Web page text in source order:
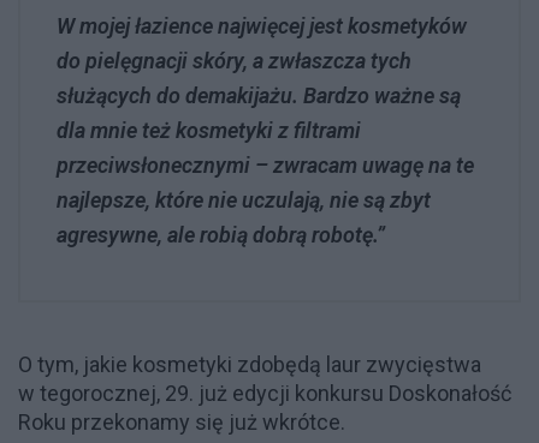
W mojej łazience najwięcej jest kosmetyków
do pielęgnacji skóry, a zwłaszcza tych
służących do demakijażu. Bardzo ważne są
dla mnie też kosmetyki z filtrami
przeciwsłonecznymi – zwracam uwagę na te
najlepsze, które nie uczulają, nie są zbyt
agresywne, ale robią dobrą robotę.”
O tym, jakie kosmetyki zdobędą laur zwycięstwa
w tegorocznej, 29. już edycji konkursu Doskonałość
Roku przekonamy się już wkrótce.